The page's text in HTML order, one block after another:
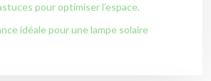
pour optimiser l’espace.
idéale pour une lampe solaire